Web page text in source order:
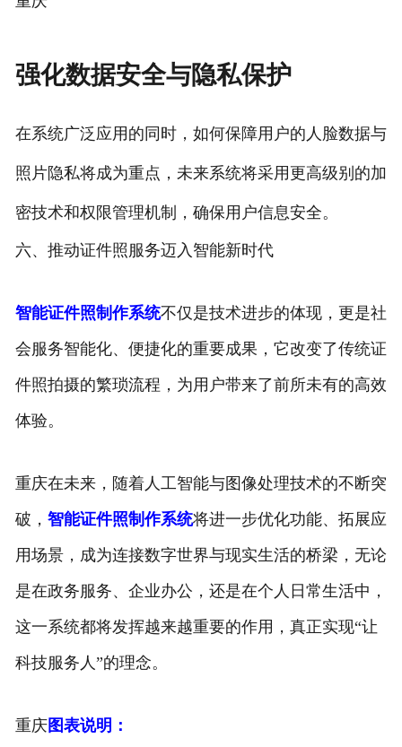
强化数据安全与隐私保护
在系统广泛应用的同时，如何保障用户的人脸数据与
照片隐私将成为重点，未来系统将采用更高级别的加
密技术和权限管理机制，确保用户信息安全。
六、推动证件照服务迈入智能新时代
智能证件照制作系统不仅是技术进步的体现，更是社
会服务智能化、便捷化的重要成果，它改变了传统证
件照拍摄的繁琐流程，为用户带来了前所未有的高效
体验。
重庆在未来，随着人工智能与图像处理技术的不断突
破， 智能证件照制作系统将进一步优化功能、拓展应
用场景，成为连接数字世界与现实生活的桥梁，无论
是在政务服务、企业办公，还是在个人日常生活中，
这一系统都将发挥越来越重要的作用，真正实现“让
科技服务人”的理念。
重庆图表说明：